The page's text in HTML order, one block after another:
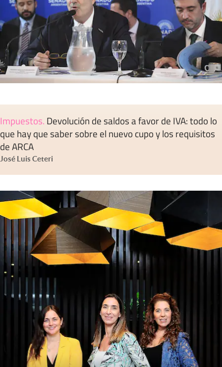
Impuestos. Devolución de saldos a favor de IVA: todo lo
que hay que saber sobre el nuevo cupo y los requisitos
de ARCA
José Luis Ceteri